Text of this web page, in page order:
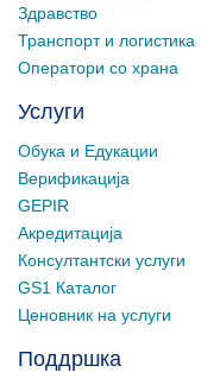
Здравство
Транспорт и логистика
Оператори со храна
Услуги
Обука и Едукации
Верификација
GEPIR
Акредитација
Консултантски услуги
GS1 Каталог
Ценовник на услуги
Поддршка